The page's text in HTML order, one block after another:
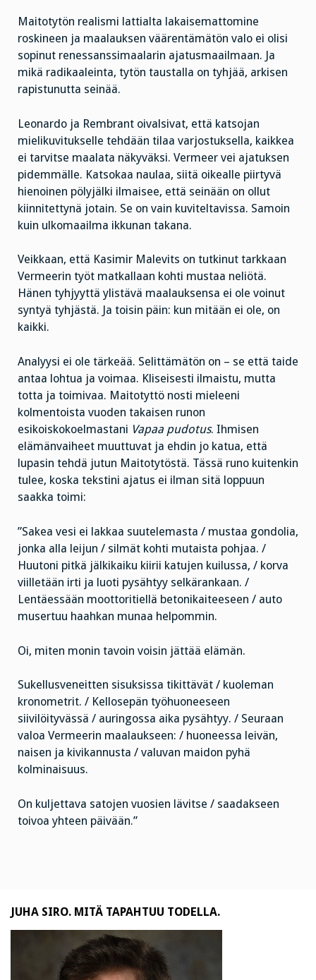
Maitotytön realismi lattialta lakaisemattomine
roskineen ja maalauksen väärentämätön valo ei olisi
sopinut renessanssimaalarin ajatusmaailmaan. Ja
mikä radikaaleinta, tytön taustalla on tyhjää, arkisen
rapistunutta seinää.
Leonardo ja Rembrant oivalsivat, että katsojan
mielikuvitukselle tehdään tilaa varjostuksella, kaikkea
ei tarvitse maalata näkyväksi. Vermeer vei ajatuksen
pidemmälle. Katsokaa naulaa, siitä oikealle piirtyvä
hienoinen pölyjälki ilmaisee, että seinään on ollut
kiinnitettynä jotain. Se on vain kuviteltavissa. Samoin
kuin ulkomaailma ikkunan takana.
Veikkaan, että Kasimir Malevits on tutkinut tarkkaan
Vermeerin työt matkallaan kohti mustaa neliötä.
Hänen tyhjyyttä ylistävä maalauksensa ei ole voinut
syntyä tyhjästä. Ja toisin päin: kun mitään ei ole, on
kaikki.
Analyysi ei ole tärkeää. Selittämätön on – se että taide
antaa lohtua ja voimaa. Kliseisesti ilmaistu, mutta
totta ja toimivaa. Maitotyttö nosti mieleeni
kolmentoista vuoden takaisen runon
esikoiskokoelmastani Vapaa pudotus. Ihmisen
elämänvaiheet muuttuvat ja ehdin jo katua, että
lupasin tehdä jutun Maitotytöstä. Tässä runo kuitenkin
tulee, koska tekstini ajatus ei ilman sitä loppuun
saakka toimi:
”Sakea vesi ei lakkaa suutelemasta / mustaa gondolia,
jonka alla leijun / silmät kohti mutaista pohjaa. /
Huutoni pitkä jälkikaiku kiirii katujen kuilussa, / korva
viilletään irti ja luoti pysähtyy selkärankaan. /
Lentäessään moottoritiellä betonikaiteeseen / auto
musertuu haahkan munaa helpommin.
Oi, miten monin tavoin voisin jättää elämän.
Sukellusveneitten sisuksissa tikittävät / kuoleman
kronometrit. / Kellosepän työhuoneeseen
siivilöityvässä / auringossa aika pysähtyy. / Seuraan
valoa Vermeerin maalaukseen: / huoneessa leivän,
naisen ja kivikannusta / valuvan maidon pyhä
kolminaisuus.
On kuljettava satojen vuosien lävitse / saadakseen
toivoa yhteen päivään.”
JUHA SIRO. MITÄ TAPAHTUU TODELLA.